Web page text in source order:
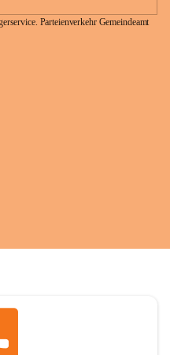
Parteienverkehr Gemeindeamt